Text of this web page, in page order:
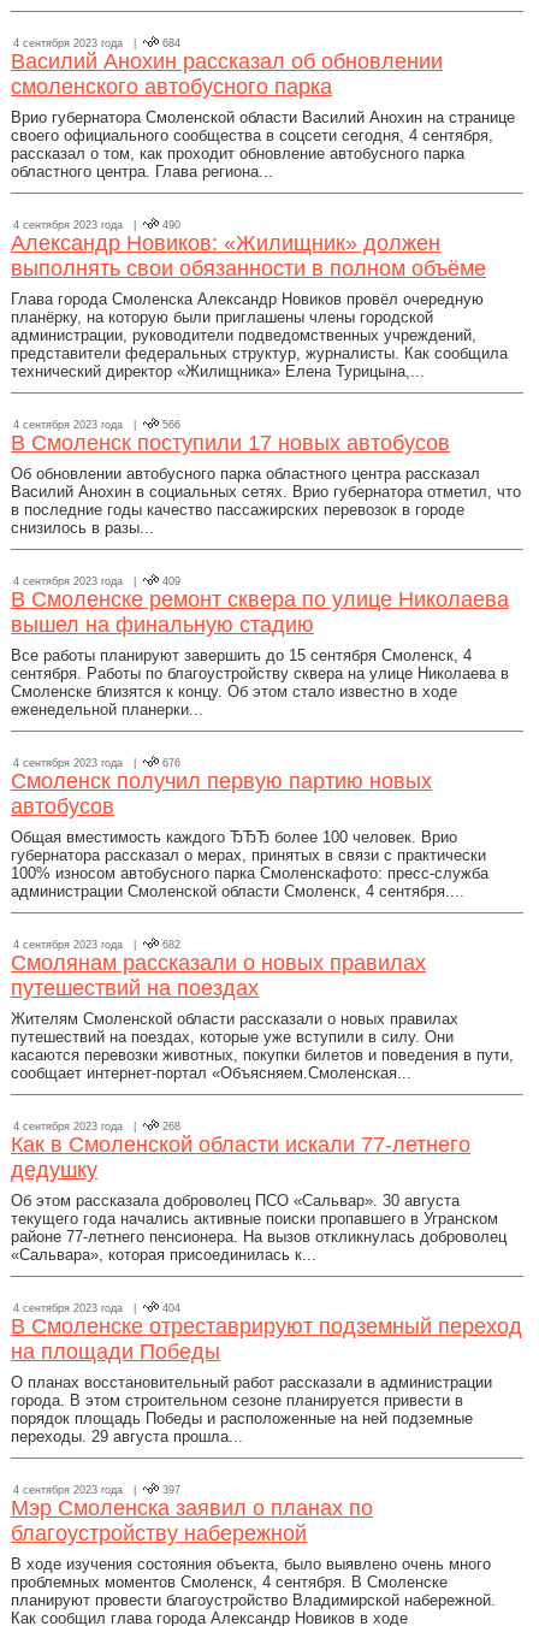
4 сентября 2023 года | 684
Василий Анохин рассказал об обновлении
смоленского автобусного парка
Врио губернатора Смоленской области Василий Анохин на странице
своего официального сообщества в соцсети сегодня, 4 сентября,
рассказал о том, как проходит обновление автобусного парка
областного центра. Глава региона...
4 сентября 2023 года | 490
Александр Новиков: «Жилищник» должен
выполнять свои обязанности в полном объёме
Глава города Смоленска Александр Новиков провёл очередную
планёрку, на которую были приглашены члены городской
администрации, руководители подведомственных учреждений,
представители федеральных структур, журналисты. Как сообщила
технический директор «Жилищника» Елена Турицына,...
4 сентября 2023 года | 566
В Смоленск поступили 17 новых автобусов
Об обновлении автобусного парка областного центра рассказал
Василий Анохин в социальных сетях. Врио губернатора отметил, что
в последние годы качество пассажирских перевозок в городе
снизилось в разы...
4 сентября 2023 года | 409
В Смоленске ремонт сквера по улице Николаева
вышел на финальную стадию
Все работы планируют завершить до 15 сентября Смоленск, 4
сентября. Работы по благоустройству сквера на улице Николаева в
Смоленске близятся к концу. Об этом стало известно в ходе
еженедельной планерки...
4 сентября 2023 года | 676
Смоленск получил первую партию новых
автобусов
Общая вместимость каждого ЂЂЂ более 100 человек. Врио
губернатора рассказал о мерах, принятых в связи с практически
100% износом автобусного парка Смоленскафото: пресс-служба
администрации Смоленской области Смоленск, 4 сентября....
4 сентября 2023 года | 682
Смолянам рассказали о новых правилах
путешествий на поездах
Жителям Смоленской области рассказали о новых правилах
путешествий на поездах, которые уже вступили в силу. Они
касаются перевозки животных, покупки билетов и поведения в пути,
сообщает интернет-портал «Объясняем.Смоленская...
4 сентября 2023 года | 268
Как в Смоленской области искали 77-летнего
дедушку
Об этом рассказала доброволец ПСО «Сальвар». 30 августа
текущего года начались активные поиски пропавшего в Угранском
районе 77-летнего пенсионера. На вызов откликнулась доброволец
«Сальвара», которая присоединилась к...
4 сентября 2023 года | 404
В Смоленске отреставрируют подземный переход
на площади Победы
О планах восстановительный работ рассказали в администрации
города. В этом строительном сезоне планируется привести в
порядок площадь Победы и расположенные на ней подземные
переходы. 29 августа прошла...
4 сентября 2023 года | 397
Мэр Смоленска заявил о планах по
благоустройству набережной
В ходе изучения состояния объекта, было выявлено очень много
проблемных моментов Смоленск, 4 сентября. В Смоленске
планируют провести благоустройство Владимирской набережной.
Как сообщил глава города Александр Новиков в ходе